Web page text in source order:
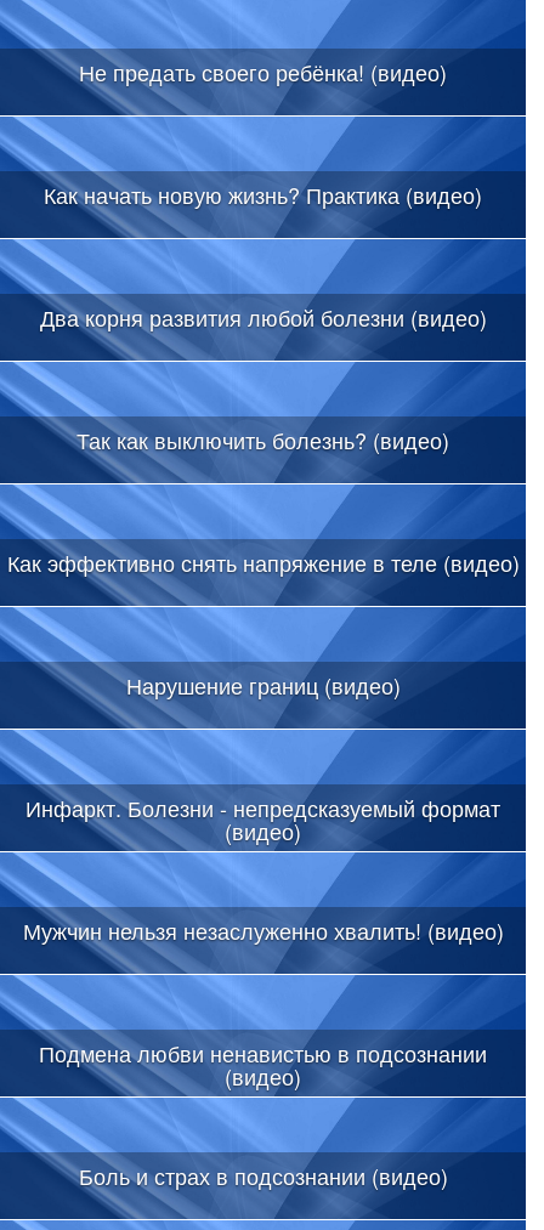
Не предать своего ребёнка! (видео)
Как начать новую жизнь? Практика (видео)
Два корня развития любой болезни (видео)
Так как выключить болезнь? (видео)
Как эффективно снять напряжение в теле (видео)
Нарушение границ (видео)
Инфаркт. Болезни - непредсказуемый формат
(видео)
Мужчин нельзя незаслуженно хвалить! (видео)
Подмена любви ненавистью в подсознании
(видео)
Боль и страх в подсознании (видео)